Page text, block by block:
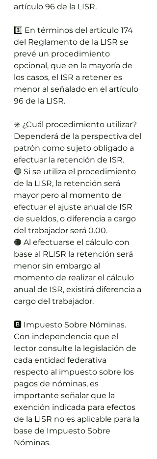
artículo 96 de la LISR.
3️⃣ En términos del artículo 174
del Reglamento de la LISR se
prevé un procedimiento
opcional, que en la mayoría de
los casos, el ISR a retener es
menor al señalado en el artículo
96 de la LISR.
✳️ ¿Cuál procedimiento utilizar?
Dependerá de la perspectiva del
patrón como sujeto obligado a
efectuar la retención de ISR.
🟣 Si se utiliza el procedimiento
de la LISR, la retención será
mayor pero al momento de
efectuar el ajuste anual de ISR
de sueldos, o diferencia a cargo
del trabajador será 0.00.
🟠 Al efectuarse el cálculo con
base al RLISR la retención será
menor sin embargo al
momento de realizar el cálculo
anual de ISR, existirá diferencia a
cargo del trabajador.
🅱️ Impuesto Sobre Nóminas.
Con independencia que el
lector consulte la legislación de
cada entidad federativa
respecto al impuesto sobre los
pagos de nóminas, es
importante señalar que la
exención indicada para efectos
de la LISR no es aplicable para la
base de Impuesto Sobre
Nóminas.